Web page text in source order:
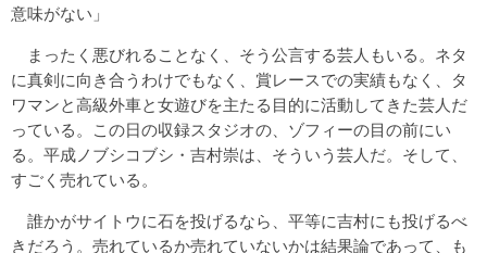
意味がない」
まったく悪びれることなく、そう公言する芸人もいる。ネタ
に真剣に向き合うわけでもなく、賞レースでの実績もなく、タ
ワマンと高級外車と女遊びを主たる目的に活動してきた芸人だ
っている。この日の収録スタジオの、ゾフィーの目の前にい
る。平成ノブシコブシ・吉村崇は、そういう芸人だ。そして、
すごく売れている。
誰かがサイトウに石を投げるなら、平等に吉村にも投げるべ
きだろう。売れているか売れていないかは結果論であって、も